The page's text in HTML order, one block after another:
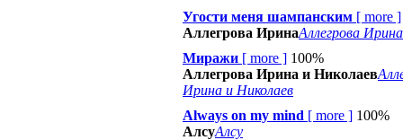
Угости меня шампанским [ more ]
Аллегрова ИринаАллегрова Ирина
Миражи [ more ] 100%
Аллегрова Ирина и Николаев
Ирина и Николаев
Always on my mind [ more ] 100%
АлсуАлсу